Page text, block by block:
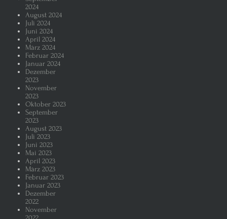
2024
August 2024
Juli 2024
Juni 2024
April 2024
März 2024
Februar 2024
Januar 2024
Dezember
2023
November
2023
Oktober 2023
September
2023
August 2023
Juli 2023
Juni 2023
Mai 2023
April 2023
März 2023
Februar 2023
Januar 2023
Dezember
2022
November